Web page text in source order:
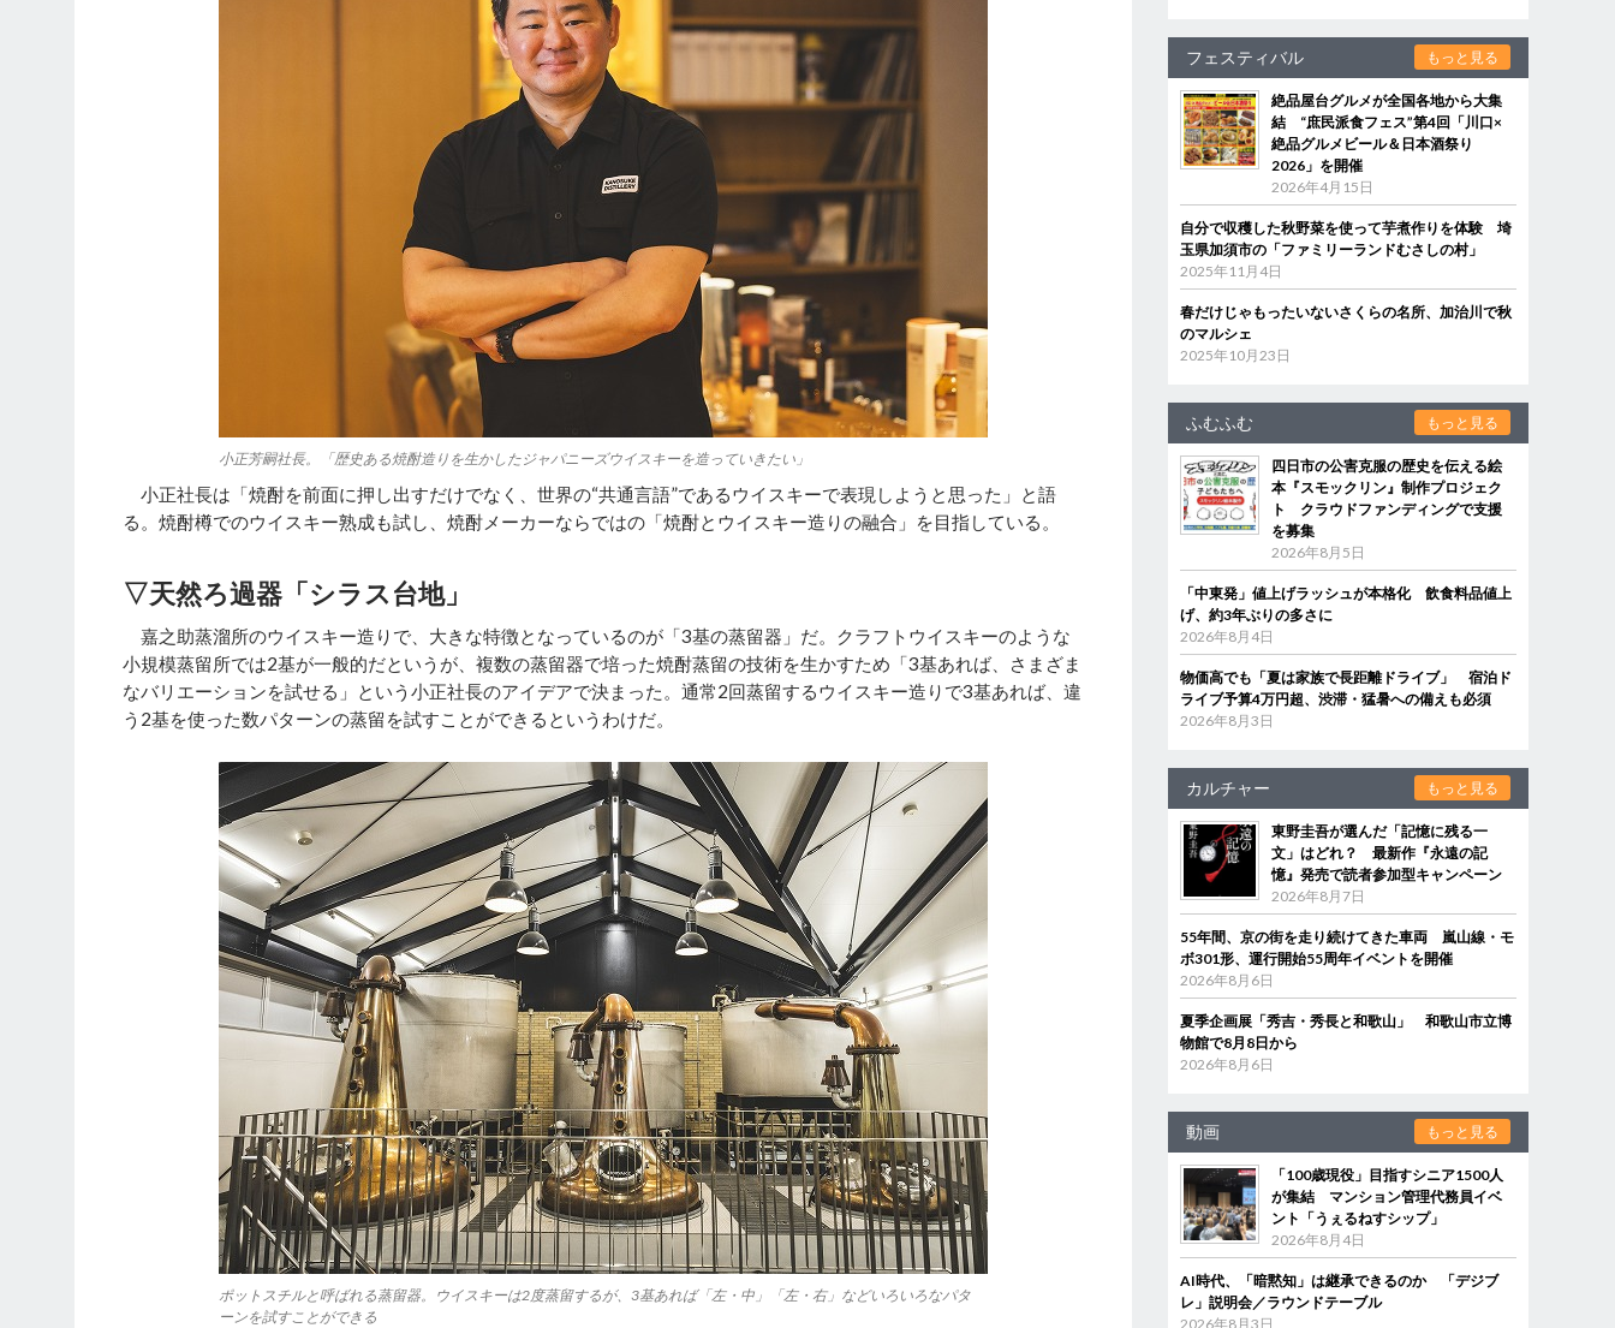
小正芳嗣社長。「歴史ある焼酎造りを生かしたジャパニーズウイスキーを造っていきたい」
小正社長は「焼酎を前面に押し出すだけでなく、世界の“共通言語”であるウイスキーで表現しようと思った」と語
る。焼酎樽でのウイスキー熟成も試し、焼酎メーカーならではの「焼酎とウイスキー造りの融合」を目指している。
▽天然ろ過器「シラス台地」
嘉之助蒸溜所のウイスキー造りで、大きな特徴となっているのが「3基の蒸留器」だ。クラフトウイスキーのような
小規模蒸留所では2基が一般的だというが、複数の蒸留器で培った焼酎蒸留の技術を生かすため「3基あれば、さまざま
なバリエーションを試せる」という小正社長のアイデアで決まった。通常2回蒸留するウイスキー造りで3基あれば、違
う2基を使った数パターンの蒸留を試すことができるというわけだ。
ポットスチルと呼ばれる蒸留器。ウイスキーは2度蒸留するが、3基あれば「左・中」「左・右」などいろいろなパタ
ーンを試すことができる
フェスティバル もっと見る
絶品屋台グルメが全国各地から大集
結 “庶民派食フェス”第4回「川口×
絶品グルメビール＆日本酒祭り
2026」を開催
2026年4月15日
自分で収穫した秋野菜を使って芋煮作りを体験 埼
玉県加須市の「ファミリーランドむさしの村」
2025年11月4日
春だけじゃもったいないさくらの名所、加治川で秋
のマルシェ
2025年10月23日
ふむふむ もっと見る
四日市の公害克服の歴史を伝える絵
本『スモックリン』制作プロジェク
ト クラウドファンディングで支援
を募集
2026年8月5日
「中東発」値上げラッシュが本格化 飲食料品値上
げ、約3年ぶりの多さに
2026年8月4日
物価高でも「夏は家族で長距離ドライブ」 宿泊ド
ライブ予算4万円超、渋滞・猛暑への備えも必須
2026年8月3日
カルチャー もっと見る
東野圭吾が選んだ「記憶に残る一
文」はどれ？ 最新作『永遠の記
憶』発売で読者参加型キャンペーン
2026年8月7日
55年間、京の街を走り続けてきた車両 嵐山線・モ
ボ301形、運行開始55周年イベントを開催
2026年8月6日
夏季企画展「秀吉・秀長と和歌山」 和歌山市立博
物館で8月8日から
2026年8月6日
動画 もっと見る
「100歳現役」目指すシニア1500人
が集結 マンション管理代務員イベ
ント「うぇるねすシップ」
2026年8月4日
AI時代、「暗黙知」は継承できるのか 「デジブ
レ」説明会／ラウンドテーブル
2026年8月3日